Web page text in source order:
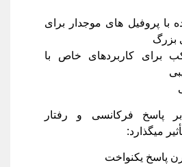
با پروفیل های موجدار برای
بزرگ
برای کاربردهای خاص با
پاسخ فرکانسی و رفتار
میگذارد:
پاسخ یکنواخت